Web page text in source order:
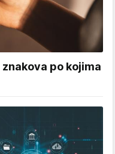
po kojima